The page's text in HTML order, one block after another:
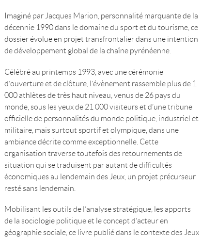
Imaginé par Jacques Marion, personnalité marquante de la
décennie 1990 dans le domaine du sport et du tourisme, ce
dossier évolue en projet transfrontalier dans une intention
de développement global de la chaîne pyrénéenne.
Célébré au printemps 1993, avec une cérémonie
d’ouverture et de clôture, l’évènement rassemble plus de 1
000 athlètes de très haut niveau, venus de 26 pays du
monde, sous les yeux de 21 000 visiteurs et d’une tribune
officielle de personnalités du monde politique, industriel et
militaire, mais surtout sportif et olympique, dans une
ambiance décrite comme exceptionnelle. Cette
organisation traverse toutefois des retournements de
situation qui se traduisent par autant de difficultés
économiques au lendemain des Jeux, un projet précurseur
resté sans lendemain.
Mobilisant les outils de l’analyse stratégique, les apports
de la sociologie politique et le concept d’acteur en
géographie sociale, ce livre publié dans le contexte des Jeux